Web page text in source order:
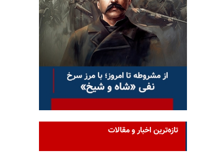
تازه‌ترین اخبار و مقالات